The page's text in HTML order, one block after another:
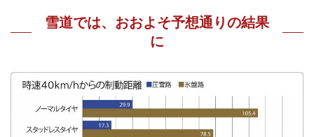
雪道では、おおよそ予想通りの結果
に